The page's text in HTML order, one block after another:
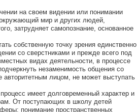
на своем видении или понимании
окружающий мир и других людей,
затрудняет самопознание, основанное
собственную точку зрения единственно
со сверстниками и прежде всего под
видах деятельности, в процессе
незаменимость общения со
авторитетным лицом, не может выступать
имеет долговременный характер и
От поступающих в школу детей
понимание пространственных